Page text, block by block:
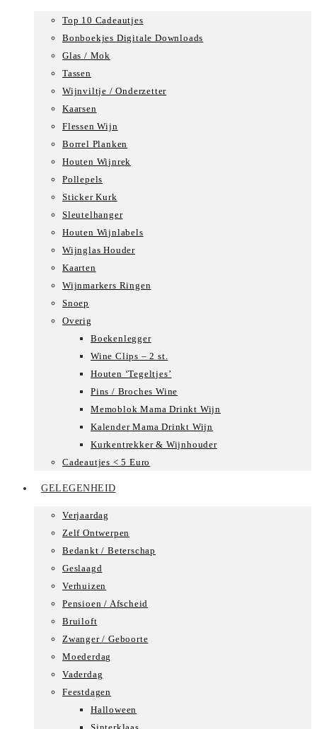
Top 10 Cadeautjes
Bonboekjes Digitale Downloads
Glas / Mok
Tassen
Wijnviltje / Onderzetter
Kaarsen
Flessen Wijn
Borrel Planken
Houten Wijnrek
Pollepels
Sticker Kurk
Sleutelhanger
Houten Wijnlabels
Wijnglas Houder
Kaarten
Wijnmarkers Ringen
Snoep
Overig
Boekenlegger
Wine Clips – 2 st.
Houten ‘Tegeltjes’
Pins / Broches Wine
Memoblok Mama Drinkt Wijn
Kalender Mama Drinkt Wijn
Kurkentrekker & Wijnhouder
Cadeautjes < 5 Euro
GELEGENHEID
Verjaardag
Zelf Ontwerpen
Bedankt / Beterschap
Geslaagd
Verhuizen
Pensioen / Afscheid
Bruiloft
Zwanger / Geboorte
Moederdag
Vaderdag
Feestdagen
Halloween